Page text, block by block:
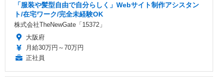
「服装や髪型自由で自分らしく」Webサイト制作アシスタン
ト/在宅ワーク/完全未経験OK
株式会社TheNewGate「15372」
大阪府
月給30万円～70万円
正社員